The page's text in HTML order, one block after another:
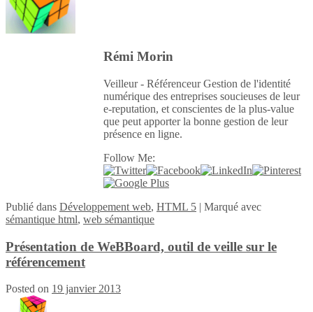
Rémi Morin
Veilleur - Référenceur Gestion de l'identité
numérique des entreprises soucieuses de leur
e-reputation, et conscientes de la plus-value
que peut apporter la bonne gestion de leur
présence en ligne.
Follow Me:
Publié dans Développement web, HTML 5 | Marqué avec
sémantique html, web sémantique
Présentation de WeBBoard, outil de veille sur le
référencement
Posted on 19 janvier 2013